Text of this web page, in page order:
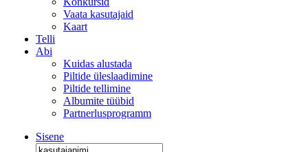
Vaata kasutajaid
Kaart
Telli
Abi
Kuidas alustada
Piltide üleslaadimine
Piltide tellimine
Albumite tüübid
Partnerlusprogramm
Sisene